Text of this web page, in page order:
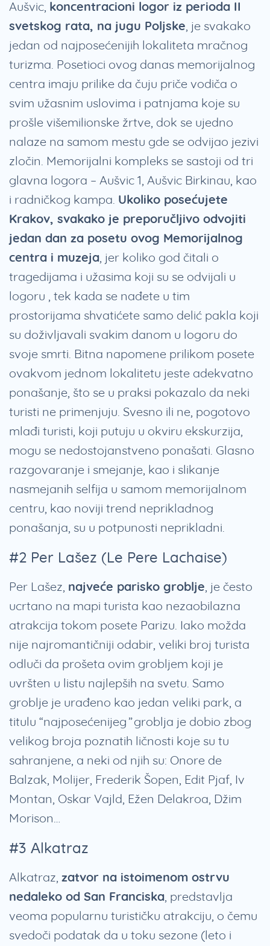
Aušvic, koncentracioni logor iz perioda II
svetskog rata, na jugu Poljske, je svakako
jedan od najposećenijih lokaliteta mračnog
turizma. Posetioci ovog danas memorijalnog
centra imaju prilike da čuju priče vodiča o
svim užasnim uslovima i patnjama koje su
prošle višemilionske žrtve, dok se ujedno
nalaze na samom mestu gde se odvijao jezivi
zločin. Memorijalni kompleks se sastoji od tri
glavna logora – Aušvic 1, Aušvic Birkinau, kao
i radničkog kampa. Ukoliko posećujete
Krakov, svakako je preporučljivo odvojiti
jedan dan za posetu ovog Memorijalnog
centra i muzeja, jer koliko god čitali o
tragedijama i užasima koji su se odvijali u
logoru , tek kada se nađete u tim
prostorijama shvatićete samo delić pakla koji
su doživljavali svakim danom u logoru do
svoje smrti. Bitna napomene prilikom posete
ovakvom jednom lokalitetu jeste adekvatno
ponašanje, što se u praksi pokazalo da neki
turisti ne primenjuju. Svesno ili ne, pogotovo
mlađi turisti, koji putuju u okviru ekskurzija,
mogu se nedostojanstveno ponašati. Glasno
razgovaranje i smejanje, kao i slikanje
nasmejanih selfija u samom memorijalnom
centru, kao noviji trend neprikladnog
ponašanja, su u potpunosti neprikladni.
#2 Per Lašez (Le Pere Lachaise)
Per Lašez, najveće parisko groblje, je često
ucrtano na mapi turista kao nezaobilazna
atrakcija tokom posete Parizu. Iako možda
nije najromantičniji odabir, veliki broj turista
odluči da prošeta ovim grobljem koji je
uvršten u listu najlepših na svetu. Samo
groblje je urađeno kao jedan veliki park, a
titulu “najposećenijeg” groblja je dobio zbog
velikog broja poznatih ličnosti koje su tu
sahranjene, a neki od njih su: Onore de
Balzak, Molijer, Frederik Šopen, Edit Pjaf, Iv
Montan, Oskar Vajld, Ežen Delakroa, Džim
Morison…
#3 Alkatraz
Alkatraz, zatvor na istoimenom ostrvu
nedaleko od San Franciska, predstavlja
veoma popularnu turističku atrakciju, o čemu
svedoči podatak da u toku sezone (leto i